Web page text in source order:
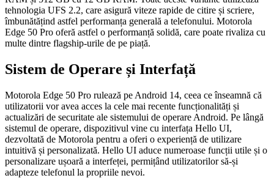
tehnologia UFS 2.2, care asigură viteze rapide de citire și scriere,
îmbunătățind astfel performanța generală a telefonului. Motorola
Edge 50 Pro oferă astfel o performanță solidă, care poate rivaliza cu
multe dintre flagship-urile de pe piață.
Sistem de Operare și Interfață
Motorola Edge 50 Pro rulează pe Android 14, ceea ce înseamnă că
utilizatorii vor avea acces la cele mai recente funcționalități și
actualizări de securitate ale sistemului de operare Android. Pe lângă
sistemul de operare, dispozitivul vine cu interfața Hello UI,
dezvoltată de Motorola pentru a oferi o experiență de utilizare
intuitivă și personalizată. Hello UI aduce numeroase funcții utile și o
personalizare ușoară a interfeței, permițând utilizatorilor să-și
adapteze telefonul la propriile nevoi.